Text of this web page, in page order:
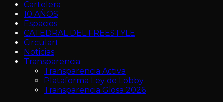
Cartelera
10 AÑOS
Espacios
CATEDRAL DEL FREESTYLE
Circulart
Noticias
Transparencia
Transparencia Activa
Plataforma Ley de Lobby
Transparencia Glosa 2026